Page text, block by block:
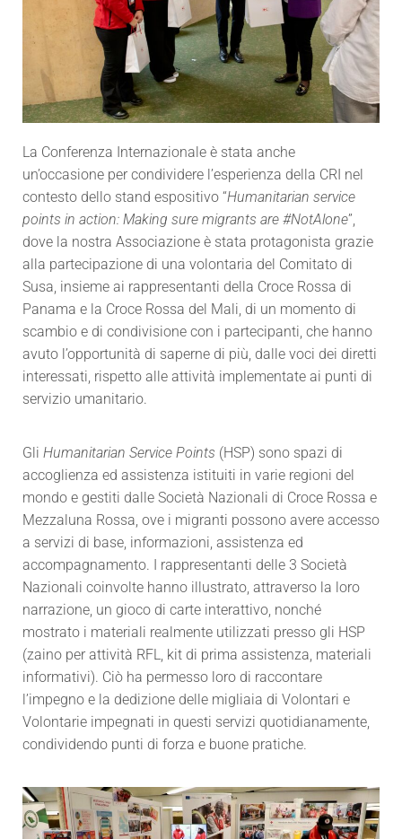
La Conferenza Internazionale è stata anche
un’occasione per condividere l’esperienza della CRI nel
contesto dello stand espositivo “Humanitarian service
points in action: Making sure migrants are #NotAlone”,
dove la nostra Associazione è stata protagonista grazie
alla partecipazione di una volontaria del Comitato di
Susa, insieme ai rappresentanti della Croce Rossa di
Panama e la Croce Rossa del Mali, di un momento di
scambio e di condivisione con i partecipanti, che hanno
avuto l’opportunità di saperne di più, dalle voci dei diretti
interessati, rispetto alle attività implementate ai punti di
servizio umanitario.
Gli Humanitarian Service Points (HSP) sono spazi di
accoglienza ed assistenza istituiti in varie regioni del
mondo e gestiti dalle Società Nazionali di Croce Rossa e
Mezzaluna Rossa, ove i migranti possono avere accesso
a servizi di base, informazioni, assistenza ed
accompagnamento. I rappresentanti delle 3 Società
Nazionali coinvolte hanno illustrato, attraverso la loro
narrazione, un gioco di carte interattivo, nonché
mostrato i materiali realmente utilizzati presso gli HSP
(zaino per attività RFL, kit di prima assistenza, materiali
informativi). Ciò ha permesso loro di raccontare
l’impegno e la dedizione delle migliaia di Volontari e
Volontarie impegnati in questi servizi quotidianamente,
condividendo punti di forza e buone pratiche.